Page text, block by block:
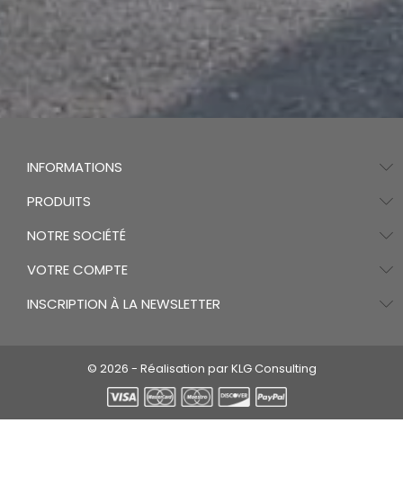
INFORMATIONS
PRODUITS
NOTRE SOCIÉTÉ
VOTRE COMPTE
INSCRIPTION À LA NEWSLETTER
© 2026 - Réalisation par KLG Consulting